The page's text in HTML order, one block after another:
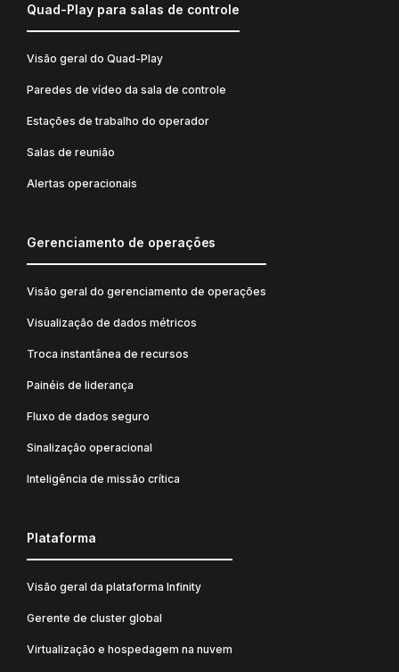
Quad-Play para salas de controle
Visão geral do Quad-Play
Paredes de vídeo da sala de controle
Estações de trabalho do operador
Salas de reunião
Alertas operacionais
Gerenciamento de operações
Visão geral do gerenciamento de operações
Visualização de dados métricos
Troca instantânea de recursos
Painéis de liderança
Fluxo de dados seguro
Sinalização operacional
Inteligência de missão crítica
Plataforma
Visão geral da plataforma Infinity
Gerente de cluster global
Virtualização e hospedagem na nuvem